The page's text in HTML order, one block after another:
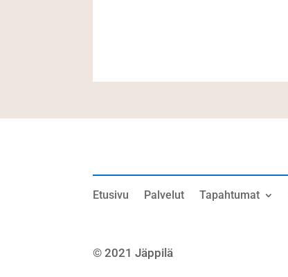
Etusivu Palvelut Tapahtumat
© 2021 Jäppilä